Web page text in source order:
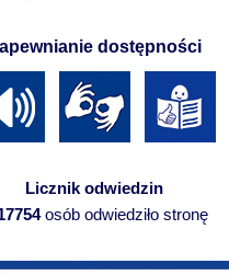
dostępności
Licznik odwiedzin
osób odwiedziło stronę